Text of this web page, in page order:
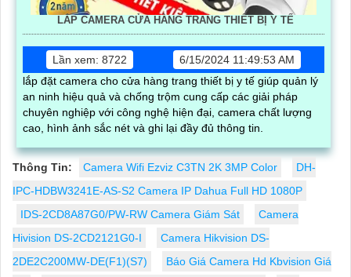
LẮP CAMERA CỬA HÀNG TRANG THIẾT BỊ Y TẾ
Lần xem: 8722
6/15/2024 11:49:53 AM
lắp đặt camera cho cửa hàng trang thiết bị y tế giúp quản lý
an ninh hiệu quả và chống trộm cung cấp các giải pháp
chuyên nghiệp với công nghệ hiện đại, camera chất lượng
cao, hình ảnh sắc nét và ghi lại đầy đủ thông tin.
Thông Tin: Camera Wifi Ezviz C3TN 2K 3MP Color
DH-
IPC-HDBW3241E-AS-S2 Camera IP Dahua Full HD 1080P
IDS-2CD8A87G0/PW-RW Camera Giám Sát
Camera
Hivision DS-2CD2121G0-I
Camera Hikvision DS-
2DE2C200MW-DE(F1)(S7)
Báo Giá Camera Hd Kbvision Giá